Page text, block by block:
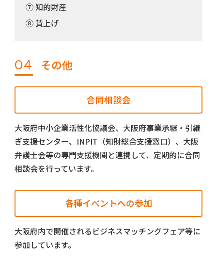
⑦ 知的財産
⑧ 賃上げ
04 その他
合同相談会
大阪府中小企業活性化協議会、大阪府事業承継・引継
ぎ支援センター、INPIT（知財総合支援窓口）、大阪
弁護士会等の専門支援機関と連携して、定期的に合同
相談会を行っています。
各種イベントへの参加
大阪府内で開催されるビジネスマッチングフェア等に
参加しています。